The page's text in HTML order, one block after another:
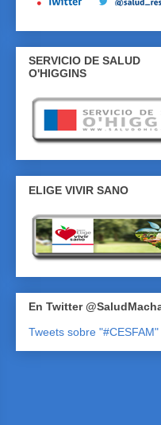
SERVICIO DE SALUD
O'HIGGINS
ELIGE VIVIR SANO
En Twitter
Tweets sobre "#CESFAM"